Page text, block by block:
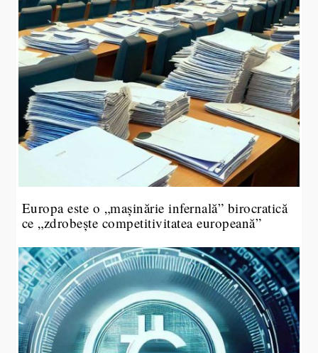
Europa este o „mașinărie infernală” birocratică
ce „zdrobește competitivitatea europeană”